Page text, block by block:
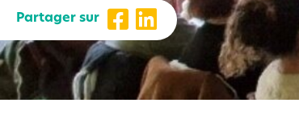
Partager sur